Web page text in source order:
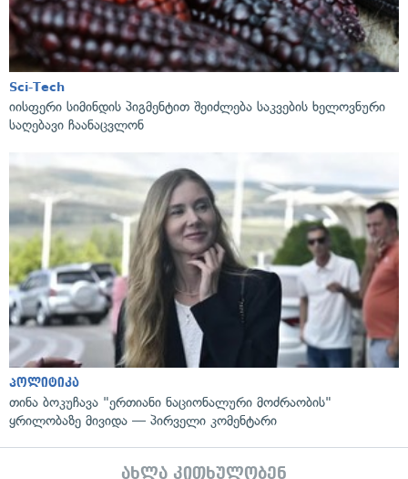
Sci-Tech
იისფერი სიმინდის პიგმენტით შეიძლება საკვების ხელოვნური
საღებავი ჩაანაცვლონ
პოლიტიკა
თინა ბოკუჩავა "ერთიანი ნაციონალური მოძრაობის"
ყრილობაზე მივიდა — პირველი კომენტარი
ახლა კითხულობენ